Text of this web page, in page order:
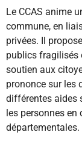
Le CCAS anime
commune, en
privées. Il
publics fragilisés
soutien aux
prononce sur les
différentes aides
les personnes
départementales.